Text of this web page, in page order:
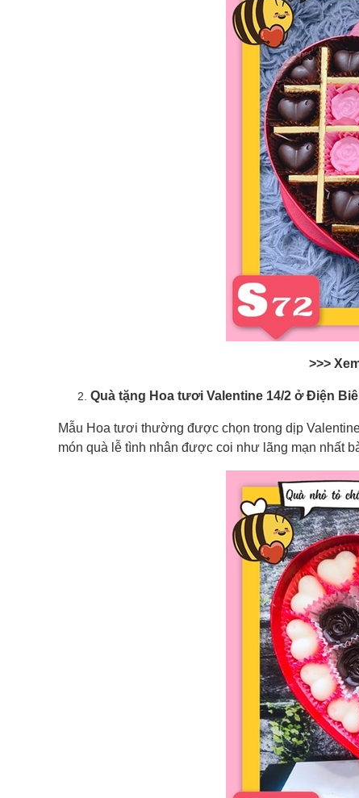
>>>
Quà tặng Hoa tươi Valentine 14/2 ở Điện
Mẫu Hoa tươi thường được chọn trong dịp
món quà lễ tình nhân được coi như lãng mạn nhất